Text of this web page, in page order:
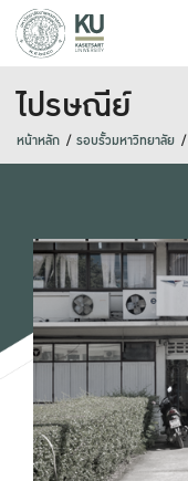
ไปรษณีย์
หน้าหลัก รอบรั้วมหาวิทยาลัย